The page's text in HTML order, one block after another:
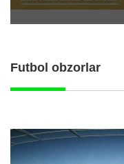
Futbol obzorlar